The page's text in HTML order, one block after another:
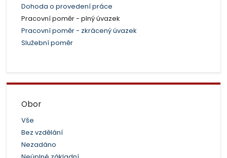
Dohoda o provedení práce
Pracovní poměr - plný úvazek
Pracovní poměr - zkrácený úvazek
Služební poměr
Obor
Vše
Bez vzdělání
Nezadáno